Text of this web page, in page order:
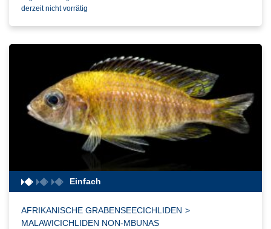
derzeit nicht vorrätig
Einfach
AFRIKANISCHE GRABENSEECICHLIDEN >
MALAWICICHLIDEN NON-MBUNAS